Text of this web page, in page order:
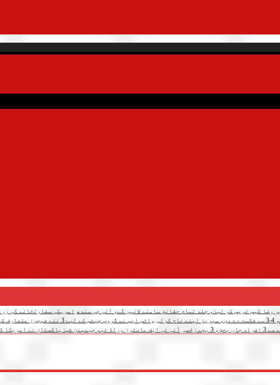
رضا کیس ٹریس کر لیا، جلد تمام حقائق سامنے لائیں گے، آئی جی سندھ امریکی سفارتخانے کی
واٹس ایپ نے گروپ چیٹس کے لیے 3 نئے فیچرز متعارف کرا دیے
زخمی آئی ٹی ایف ماسٹرز ورلڈ ٹیم چیمپئن شپ: پاکستان نے امریکا کو 3-0 سے شکست دے